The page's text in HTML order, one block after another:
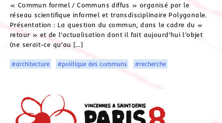
« Commun formel / Communs diffus » organisé par le
réseau scientifique informel et transdisciplinaire Polygonale.
Présentation : La question du commun, dans le cadre du «
retour » et de l’actualisation dont il fait aujourd’hui l’objet
(ne serait-ce qu’au […]
#architecture #politique des communs #recherche